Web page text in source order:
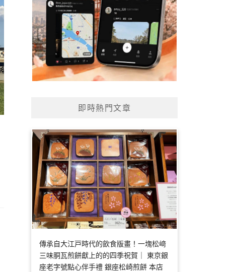
即時熱門文章
傳承自大江戸時代的飲食版畫！一塊松﨑
三味胴瓦煎餅獻上的的四季祝賀｜ 東京銀
座老字號點心伴手禮 銀座松崎煎餅 本店